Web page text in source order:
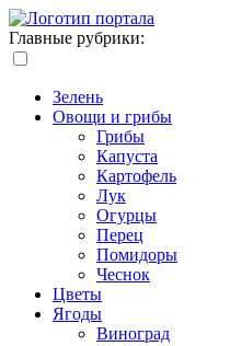
Главные рубрики:
Зелень
Овощи и грибы
Грибы
Капуста
Картофель
Лук
Огурцы
Перец
Помидоры
Чеснок
Цветы
Ягоды
Виноград